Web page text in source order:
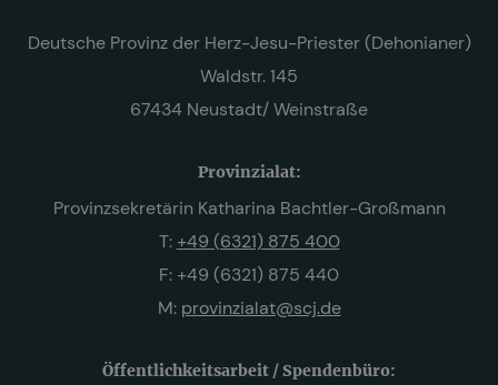
Deutsche Provinz der Herz-Jesu-Priester (Dehonianer)
Waldstr. 145
67434 Neustadt/ Weinstraße
Provinzialat:
Provinzsekretärin Katharina Bachtler-Großmann
T: +49 (6321) 875 400
F: +49 (6321) 875 440
M: provinzialat@scj.de
Öffentlichkeitsarbeit / Spendenbüro: